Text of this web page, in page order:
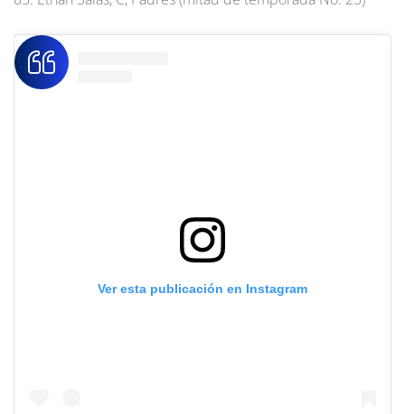
Ver esta publicación en Instagram